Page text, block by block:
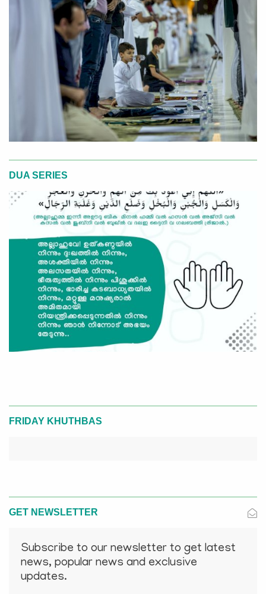
DUA SERIES
FRIDAY KHUTHBAS
GET NEWSLETTER
Subscribe to our newsletter to get latest
news, popular news and exclusive
updates.